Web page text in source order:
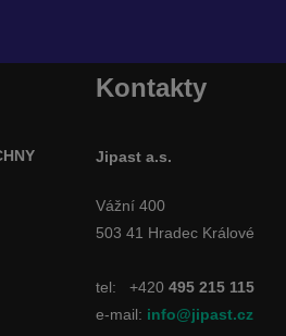
Kontakty
Jipast a.s.
Vážní 400
503 41 Hradec Králové
tel: +420 495 215 115
e-mail: info@jipast.cz